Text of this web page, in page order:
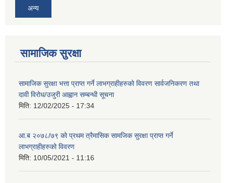
अन्य
सामाजिक सुरक्षा
सामाजिक सुरक्षा भत्ता प्राप्त गर्ने लाभग्राहीहरुको विवरण सार्वजनिकरण तथा
दावी विरोध/उजुरी आह्वान सम्बन्धी सूचना
मिति: 12/02/2025 - 17:34
आ.ब २०७८/७९ को प्रथम त्रैमासिक सामजिक सुरक्षा प्राप्त गर्ने
लाभग्राहीहरुको विवरण
मिति: 10/05/2021 - 11:16